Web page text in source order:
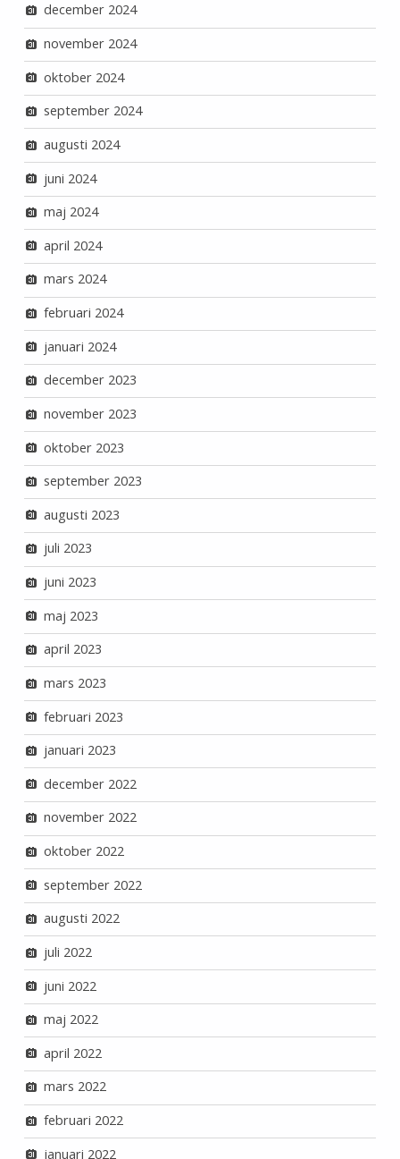
december 2024
november 2024
oktober 2024
september 2024
augusti 2024
juni 2024
maj 2024
april 2024
mars 2024
februari 2024
januari 2024
december 2023
november 2023
oktober 2023
september 2023
augusti 2023
juli 2023
juni 2023
maj 2023
april 2023
mars 2023
februari 2023
januari 2023
december 2022
november 2022
oktober 2022
september 2022
augusti 2022
juli 2022
juni 2022
maj 2022
april 2022
mars 2022
februari 2022
januari 2022